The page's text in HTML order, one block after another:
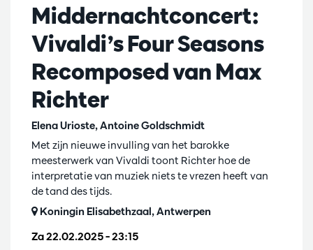
Middernachtconcert:
Vivaldi’s Four Seasons
Recomposed van Max
Richter
Elena Urioste, Antoine Goldschmidt
Za 22.02.2025– 23:15
Met zijn nieuwe invulling van het barokke
meesterwerk van Vivaldi toont Richter hoe de
interpretatie van muziek niets te vrezen heeft van
de tand des tijds.
Koningin Elisabethzaal, Antwerpen